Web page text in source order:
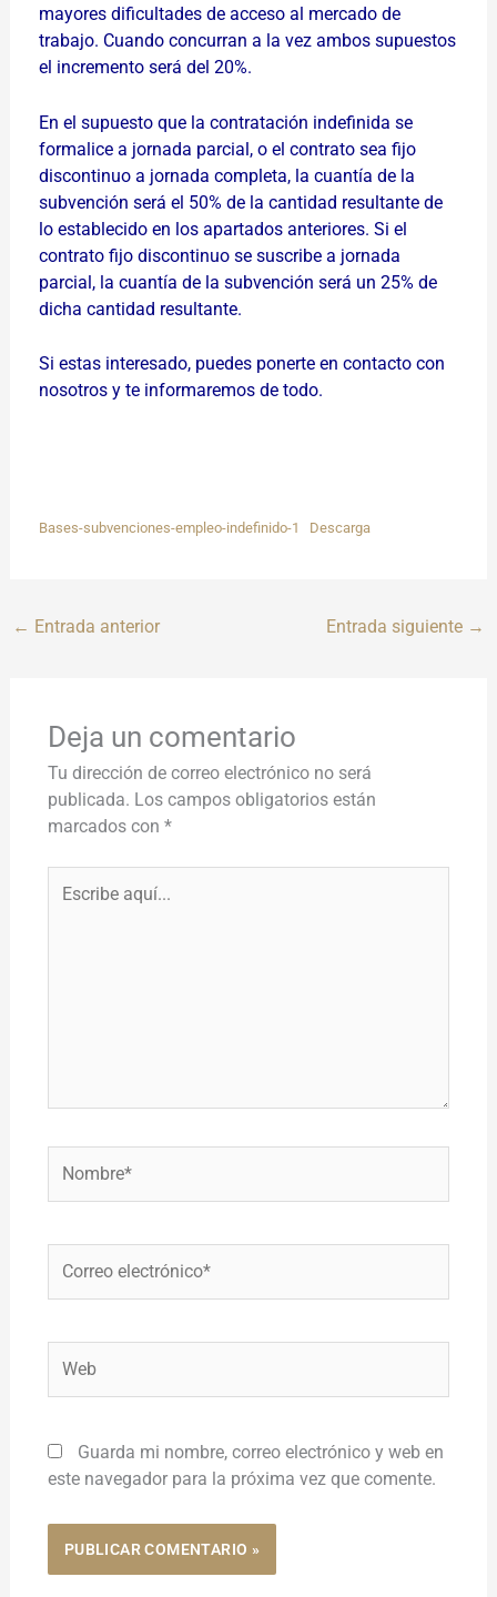
mayores dificultades de acceso al mercado de
trabajo. Cuando concurran a la vez ambos supuestos
el incremento será del 20%.
En el supuesto que la contratación indefinida se
formalice a jornada parcial, o el contrato sea fijo
discontinuo a jornada completa, la cuantía de la
subvención será el 50% de la cantidad resultante de
lo establecido en los apartados anteriores. Si el
contrato fijo discontinuo se suscribe a jornada
parcial, la cuantía de la subvención será un 25% de
dicha cantidad resultante.
Si estas interesado, puedes ponerte en contacto con
nosotros y te informaremos de todo.
Bases-subvenciones-empleo-indefinido-1 Descarga
← Entrada anterior Entrada siguiente →
Deja un comentario
Tu dirección de correo electrónico no será
publicada. Los campos obligatorios están
marcados con *
aquí...
electrónico*
Guarda mi nombre, correo electrónico y web en
este navegador para la próxima vez que comente.